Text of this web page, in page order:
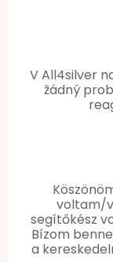
V All4silver
žádný
voltam/
segítőkész
Bízom
a